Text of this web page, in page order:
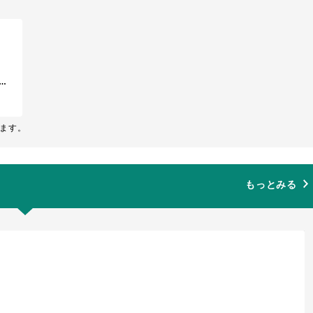
先生のご経歴とあわせて、ユニバーサルデザインの歴史や実例、思考法などを総合的に教えていただけます。おすすめの講義科目です。2025年度は270名も受講した大人気の講義です。ホンマに入学して良かったです。
す。
もっとみる